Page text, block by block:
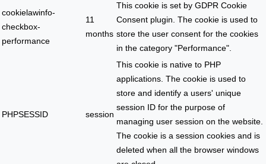
cookielawinfo-
checkbox-
performance
11
months
This cookie is set by GDPR Cookie
Consent plugin. The cookie is used to
store the user consent for the cookies
in the category "Performance".
PHPSESSID session
This cookie is native to PHP
applications. The cookie is used to
store and identify a users' unique
session ID for the purpose of
managing user session on the website.
The cookie is a session cookies and is
deleted when all the browser windows